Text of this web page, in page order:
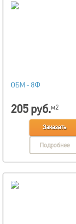
ОБМ - 8Ф
205 руб.м2
Заказать
Подробнее